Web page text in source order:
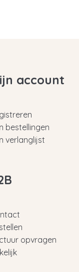
account
bestellingen
verlanglijst
opvragen